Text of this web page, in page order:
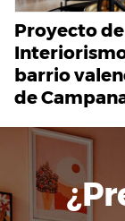
Proyecto de
barrio
de